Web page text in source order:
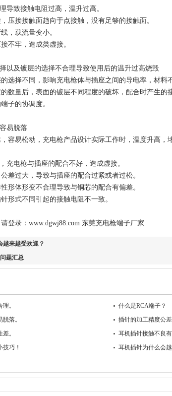
导致接触电阻过高，温升过高。
压接接触面趋向于点接触，没有足够的接触面。
，载流量变小。
不牢，造成类虚接。
以及镀层的选择不合理导致使用后的温升过高烧毁
选择不同，影响充电枪体与插座之间的导电率，材料
数量后，表面的镀层不同程度的破坏，配合时产生的
子的协调度。
易脱落
容易松动，充电枪产品设计实际工作时，温度升高，
充电枪与插座的配合不好，造成虚接。
差过大，导致与插座的配合过紧或者过松。
形体形变不合理导致与铜芯的配合有偏差。
形式不同引起的接触电阻不一致。
登录： www.dgwj88.com 东莞充电枪端子厂家
越来越受欢迎？
题汇总
。
什么是RCA端子？
落。
插针的加工精度公
。
耳机插针接触不良
巧！
耳机插针为什么会